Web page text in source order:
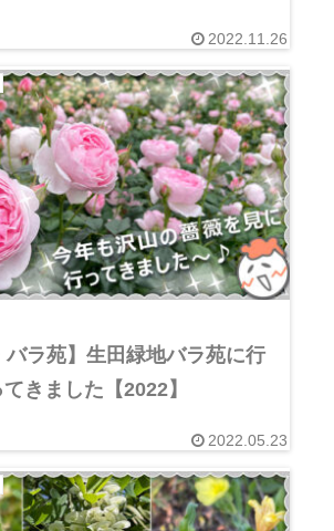
2022.11.26
バラ苑】生田緑地バラ苑に行
てきました【2022】
2022.05.23